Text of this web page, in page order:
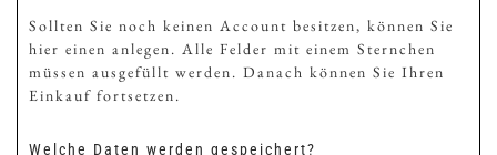
Sollten Sie noch keinen Account besitzen, können Sie
hier einen anlegen. Alle Felder mit einem Sternchen
müssen ausgefüllt werden. Danach können Sie Ihren
Einkauf fortsetzen.
Welche Daten werden gespeichert?